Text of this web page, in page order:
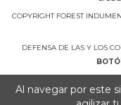
Al navegar por este
COPYRIGHT FOREST
DEFENSA DE LAS Y LOS